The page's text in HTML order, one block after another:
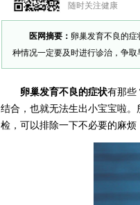
随时关注健康
医网摘要： 卵巢发育不良的
种情况一定要及时进行诊治，争取
卵巢发育不良的症状有那些
结合，也就无法生出小宝宝啦
检，可以排除一下不必要的麻烦